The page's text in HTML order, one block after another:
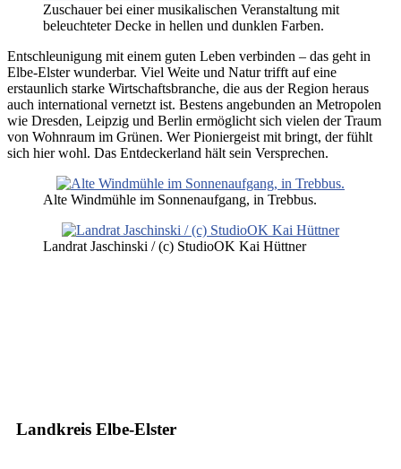
Zuschauer bei einer musikalischen Veranstaltung mit
beleuchteter Decke in hellen und dunklen Farben.
Entschleunigung mit einem guten Leben verbinden – das geht in
Elbe-Elster wunderbar. Viel Weite und Natur trifft auf eine
erstaunlich starke Wirtschaftsbranche, die aus der Region heraus
auch international vernetzt ist. Bestens angebunden an Metropolen
wie Dresden, Leipzig und Berlin ermöglicht sich vielen der Traum
von Wohnraum im Grünen. Wer Pioniergeist mit bringt, der fühlt
sich hier wohl. Das Entdeckerland hält sein Versprechen.
Alte Windmühle im Sonnenaufgang, in Trebbus.
Landrat Jaschinski / (c) StudioOK Kai Hüttner
Landkreis Elbe-Elster